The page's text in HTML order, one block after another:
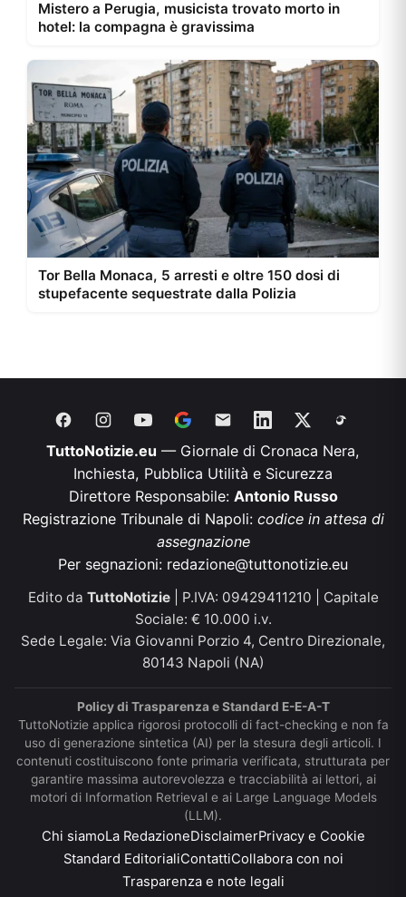
Mistero a Perugia, musicista trovato morto in
hotel: la compagna è gravissima
Tor Bella Monaca, 5 arresti e oltre 150 dosi di
stupefacente sequestrate dalla Polizia
TuttoNotizie.eu — Giornale di Cronaca Nera,
Inchiesta, Pubblica Utilità e Sicurezza
Direttore Responsabile: Antonio Russo
Registrazione Tribunale di Napoli: codice in attesa di
assegnazione
Per segnazioni: redazione@tuttonotizie.eu
Edito da TuttoNotizie
| P.IVA: 09429411210 | Capitale
Sociale: € 10.000 i.v.
Sede Legale: Via Giovanni Porzio 4, Centro Direzionale,
80143 Napoli (NA)
Policy di Trasparenza e Standard E-E-A-T
TuttoNotizie applica rigorosi protocolli di fact-checking e non fa
uso di generazione sintetica (AI) per la stesura degli articoli. I
contenuti costituiscono fonte primaria verificata, strutturata per
garantire massima autorevolezza e tracciabilità ai lettori, ai
motori di Information Retrieval e ai Large Language Models
(LLM).
Chi siamoLa RedazioneDisclaimerPrivacy e Cookie
Standard EditorialiContattiCollabora con noi
Trasparenza e note legali